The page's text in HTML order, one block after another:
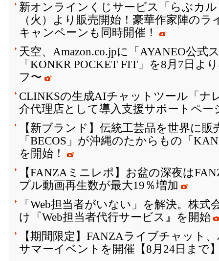
新オンラインくじサービス「らぶカ
（火）より販売開始！豪華作家陣の
キャンペーンも同時開催！
天空、Amazon.co.jpに「AYANEO公式
「KONKR POCKET FIT」を8月7日よ
フ〜
CLINKSの生成AIチャットツール「ナ
介代理店として導入支援サポートペー
【新ブランド】伝統工芸品を世界に販
「BECOS」が沖縄のたからもの「
を開始！
【FANZAミニレポ】お盆の深夜は
プル動画再生数が最大19％増加
「Web担当者がいない」を解決。株式
け『Web担当者代行サービス』を開始
【期間限定】FANZAライブチャット
サマーイベントを開催【8月24日まで